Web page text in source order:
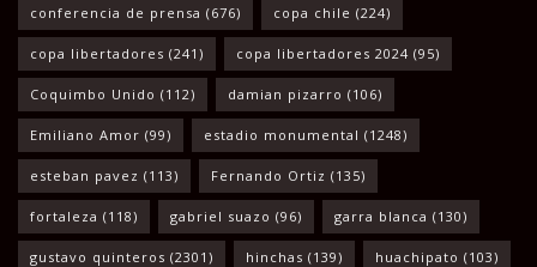
conferencia de prensa (676) copa chile (224)
copa libertadores (241) copa libertadores 2024 (95)
Coquimbo Unido (112) damian pizarro (106)
Emiliano Amor (99) estadio monumental (1248)
esteban pavez (113) Fernando Ortiz (135)
fortaleza (118) gabriel suazo (96) garra blanca (130)
gustavo quinteros (2301) hinchas (139) huachipato (103)